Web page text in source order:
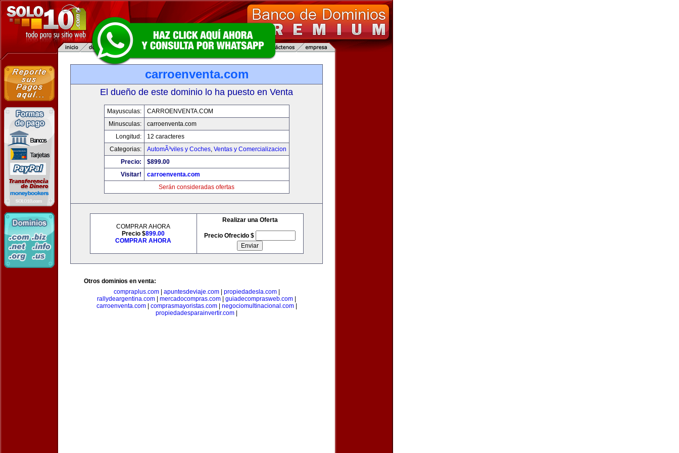
carroenventa.com
El dueño de este dominio lo ha puesto en Venta
Mayusculas:
CARROENVENTA.COM
Minusculas:
carroenventa.com
Longitud:
12 caracteres
Categorias:
AutomÃ³viles y Coches, Ventas y Comercializacion
Precio:
$899.00
Visitar!
carroenventa.com
Serán consideradas ofertas
COMPRAR AHORA
Precio $899.00
COMPRAR AHORA
Realizar una Oferta
Precio Ofrecido $
Otros dominios en venta:
compraplus.com| apuntesdeviaje.com| propiedadesla.com|
rallydeargentina.com
mercadocompras.com guiadecomprasweb.com
carroenventa.com| comprasmayoristas.com| negociomultinacional.com|
propiedadesparainvertir.com